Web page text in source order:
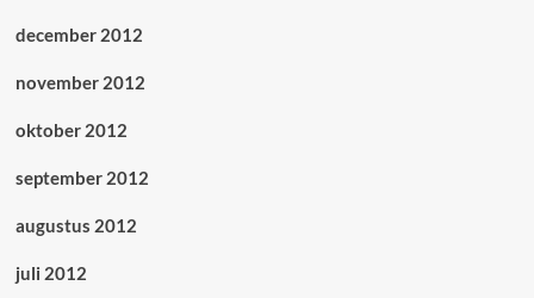
december 2012
november 2012
oktober 2012
september 2012
augustus 2012
juli 2012